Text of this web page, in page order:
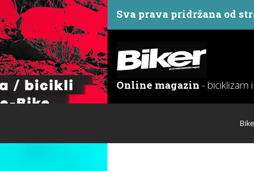
Sva prava pridržana od
Online magazin - biciklizam